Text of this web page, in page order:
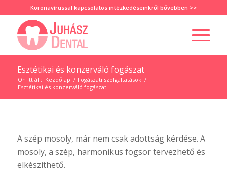
Koronavírussal kapcsolatos intézkedéseinkről bővebben >>
Esztétikai és konzerváló fogászat
Ön itt áll: Kezdőlap / Fogászati szolgáltatások /
Esztétikai és konzerváló fogászat
A szép mosoly, már nem csak adottság kérdése. A
mosoly, a szép, harmonikus fogsor tervezhető és
elkészíthető.